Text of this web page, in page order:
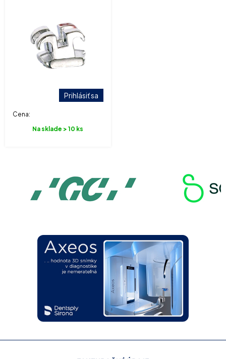
Cena:
Prihlásiť sa
Na sklade > 10 ks